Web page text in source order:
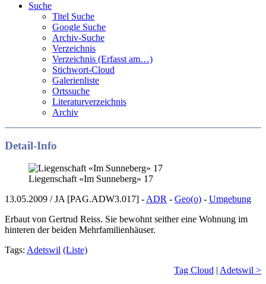
Suche
Titel Suche
Google Suche
Archiv-Suche
Verzeichnis
Verzeichnis (Erfasst am…)
Stichwort-Cloud
Galerienliste
Ortssuche
Literaturverzeichnis
Archiv
Detail-Info
Liegenschaft «Im Sunneberg» 17
13.05.2009 / JA [PAG.ADW3.017] -ADR - Geo(o) - Umgebung
Erbaut von Gertrud Reiss. Sie bewohnt seither eine Wohnung im
hinteren der beiden Mehrfamilienhäuser.
Tags: Adetswil (Liste)
Tag Cloud | Adetswil >